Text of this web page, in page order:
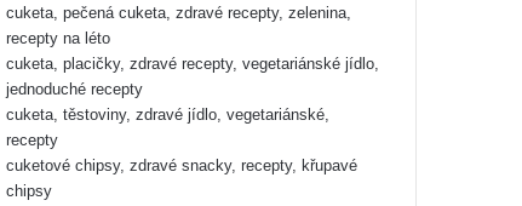
cuketa, pečená cuketa, zdravé recepty, zelenina,
recepty na léto
cuketa, placičky, zdravé recepty, vegetariánské jídlo,
jednoduché recepty
cuketa, těstoviny, zdravé jídlo, vegetariánské,
recepty
cuketové chipsy, zdravé snacky, recepty, křupavé
chipsy